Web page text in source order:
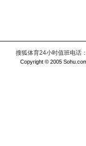
搜狐体育24小时值班电话
Copyright © 2005